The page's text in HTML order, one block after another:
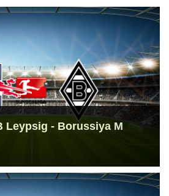
Leypsig - Borussiya M